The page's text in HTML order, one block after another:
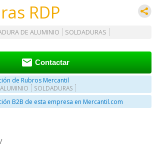
RDP
DE ALUMINIO SOLDADURAS
 Contactar
de Rubros Mercantil
SOLDADURAS
B2B de esta empresa en Mercantil.com